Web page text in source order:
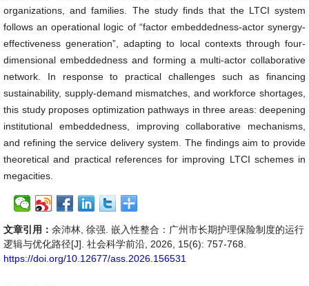
organizations, and families. The study finds that the LTCI system
follows an operational logic of “factor embeddedness-actor synergy-
effectiveness generation”, adapting to local contexts through four-
dimensional embeddedness and forming a multi-actor collaborative
network. In response to practical challenges such as financing
sustainability, supply-demand mismatches, and workforce shortages,
this study proposes optimization pathways in three areas: deepening
institutional embeddedness, improving collaborative mechanisms,
and refining the service delivery system. The findings aim to provide
theoretical and practical references for improving LTCI schemes in
megacities.
文章引用： 余沛林, 徐强. 嵌入性整合：广州市长期护理保险制度的运行
逻辑与优化路径[J]. 社会科学前沿, 2026, 15(6): 757-768.
https://doi.org/10.12677/ass.2026.156531